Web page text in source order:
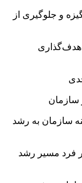
و جلوگیری از
سازمان به رشد
فرد مسیر رشد